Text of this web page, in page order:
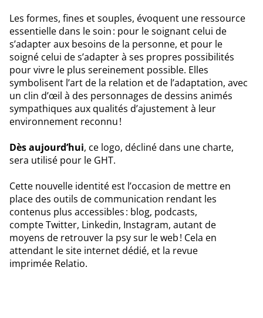
Les formes, fines et souples, évoquent une ressource
essentielle dans le soin : pour le soignant celui de
s’adapter aux besoins de la personne, et pour le
soigné celui de s’adapter à ses propres possibilités
pour vivre le plus sereinement possible. Elles
symbolisent l’art de la relation et de l’adaptation, avec
un clin d’œil à des personnages de dessins animés
sympathiques aux qualités d’ajustement à leur
environnement reconnu !
Dès aujourd’hui, ce logo, décliné dans une charte,
sera utilisé pour le GHT.
Cette nouvelle identité est l’occasion de mettre en
place des outils de communication rendant les
contenus plus accessibles : blog, podcasts,
compte Twitter, Linkedin, Instagram, autant de
moyens de retrouver la psy sur le web ! Cela en
attendant le site internet dédié, et la revue
imprimée Relatio.